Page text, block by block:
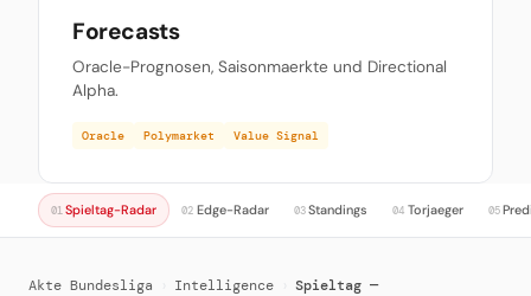
Forecasts
Oracle-Prognosen, Saisonmaerkte und Directional
Alpha.
Oracle Polymarket Value Signal
01 Spieltag-Radar 02 Edge-Radar 03Standings 04 Torjaeger 05
Akte Bundesliga Intelligence Spieltag —